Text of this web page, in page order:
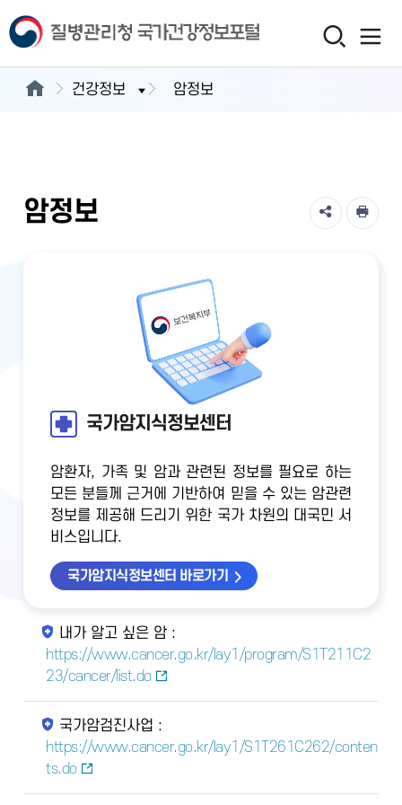
건강정보 암정보
암정보
국가암지식정보센터
암환자, 가족 및 암과 관련된 정보를 필요로 하는
모든 분들께 근거에 기반하여 믿을 수 있는 암관련
정보를 제공해 드리기 위한 국가 차원의 대국민 서
비스입니다.
국가암지식정보센터 바로가기
내가 알고 싶은 암 :
https://www.cancer.go.kr/lay1/program/S1T211C2
23/cancer/list.do
국가암검진사업 :
https://www.cancer.go.kr/lay1/S1T261C262/conten
ts.do